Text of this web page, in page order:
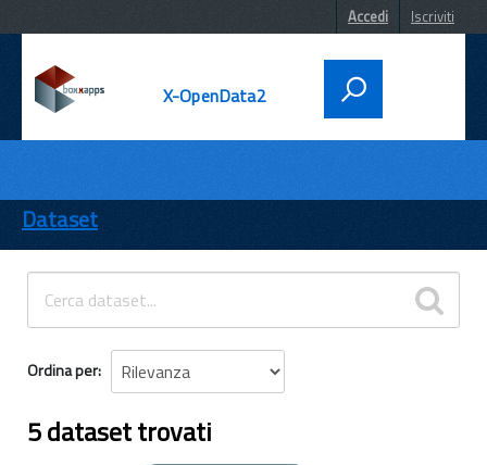
Accedi Iscriviti
X-OpenData2
ENTI
TEMI
INFORMAZIONI
Dataset
Ordina per
5 dataset trovati